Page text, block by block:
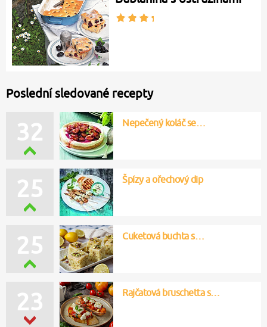
Poslední sledované recepty
32 Nepečený koláč se…
25 Špízy a ořechový dip
25 Cuketová buchta s…
23 Rajčatová bruschetta s…